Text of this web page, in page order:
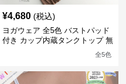
¥4,680 (税込)
ヨガウェア 全5色 バストパッド
付き カップ内蔵タンクトップ 無
全5色